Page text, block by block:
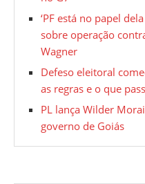
‘PF está no papel
sobre operação
Wagner
Defeso eleitoral
as regras e o que
PL lança Wilder
governo de Goiás